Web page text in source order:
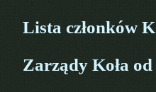
Lista członków
Zarządy Koła